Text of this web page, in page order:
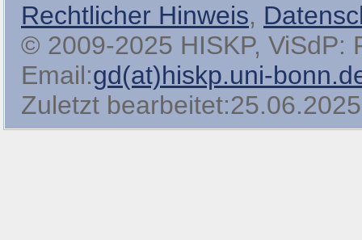
Rechtlicher Hinweis,
© 2009-2025 HISKP, ViSdP:
Email:gd(at)hiskp.uni-
Zuletzt